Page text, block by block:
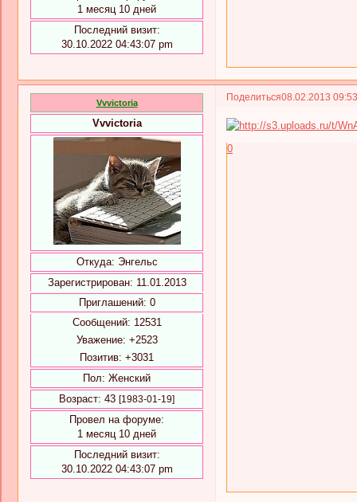
1 месяц 10 дней
Последний визит:
30.10.2022 04:43:07 pm
Поделиться08.02.2013
Vvvictoria
Vvvictoria
Откуда: Энгельс
Зарегистрирован: 11.01.2013
Приглашений: 0
Сообщений: 12531
Уважение: +2523
Позитив: +3031
Пол: Женский
Возраст: 43 [1983-01-19]
Провел на форуме:
1 месяц 10 дней
Последний визит:
30.10.2022 04:43:07 pm
0